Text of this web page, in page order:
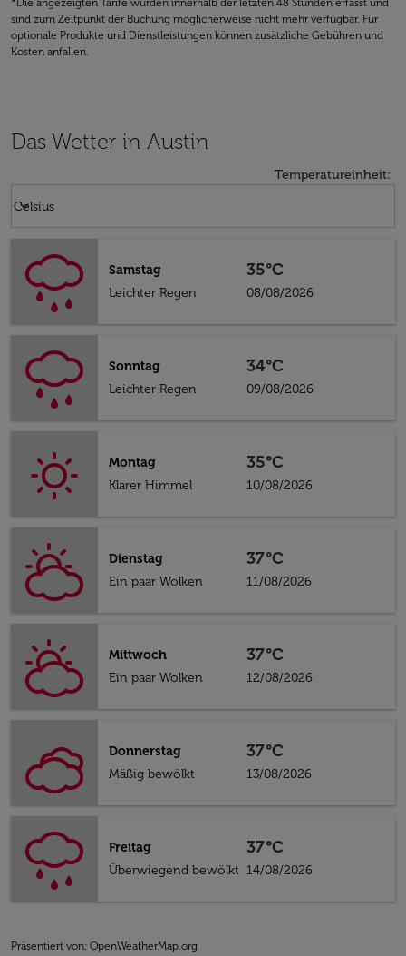
*Die angezeigten Tarife wurden innerhalb der letzten 48 Stunden erfasst und
sind zum Zeitpunkt der Buchung möglicherweise nicht mehr verfügbar. Für
optionale Produkte und Dienstleistungen können zusätzliche Gebühren und
Kosten anfallen.
Das Wetter in Austin
Temperatureinheit:
Celsius
keyboard_arrow_down
Samstag
Leichter Regen
35°C
08/08/2026
Sonntag
Leichter Regen
34°C
09/08/2026
Montag
Klarer Himmel
35°C
10/08/2026
Dienstag
Ein paar Wolken
37°C
11/08/2026
Mittwoch
Ein paar Wolken
37°C
12/08/2026
Donnerstag
Mäßig bewölkt
37°C
13/08/2026
Freitag
Überwiegend bewölkt
37°C
14/08/2026
Präsentiert von: OpenWeatherMap.org